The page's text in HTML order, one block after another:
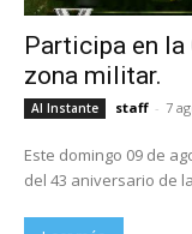
Participa en la
zona militar.
Al Instante staff - 7
Este domingo 09 de